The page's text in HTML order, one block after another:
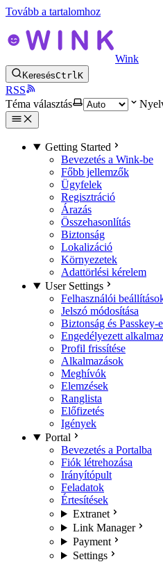
Tovább a tartalomhoz
Wink
KeresésCtrlK
RSS
Téma választás
Getting Started
Bevezetés a Wink-be
Főbb jellemzők
Ügyfelek
Regisztráció
Árazás
Összehasonlítás
Biztonság
Lokalizáció
Környezetek
Adattörlési kérelem
User Settings
Felhasználói
Jelszó módosítása
Biztonság és Passkey-
Engedélyezett
Profil frissítése
Alkalmazások
Meghívók
Elemzések
Ranglista
Előfizetés
Igények
Portal
Bevezetés a Portalba
Fiók létrehozása
Irányítópult
Feladatok
Értesítések
Extranet
Link Manager
Payment
Settings